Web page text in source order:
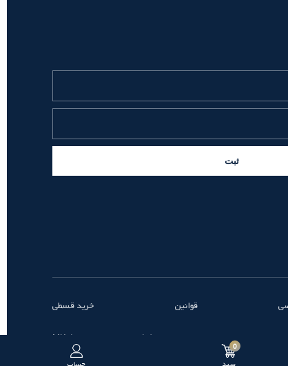
0
ثبت
قوانین خرید قسطی
طراحی و توسعه توسط MK